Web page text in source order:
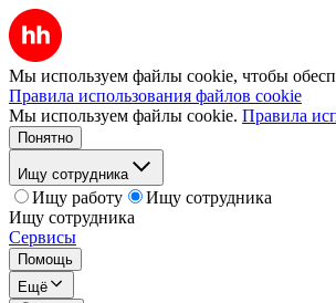
Мы используем файлы cookie, чтобы
Правила использования файлов cookie
Мы используем файлы cookie. Правила
Понятно
Ищу сотрудника
Ищу работу
Ищу сотрудника
Ищу сотрудника
Сервисы
Помощь
Ещё